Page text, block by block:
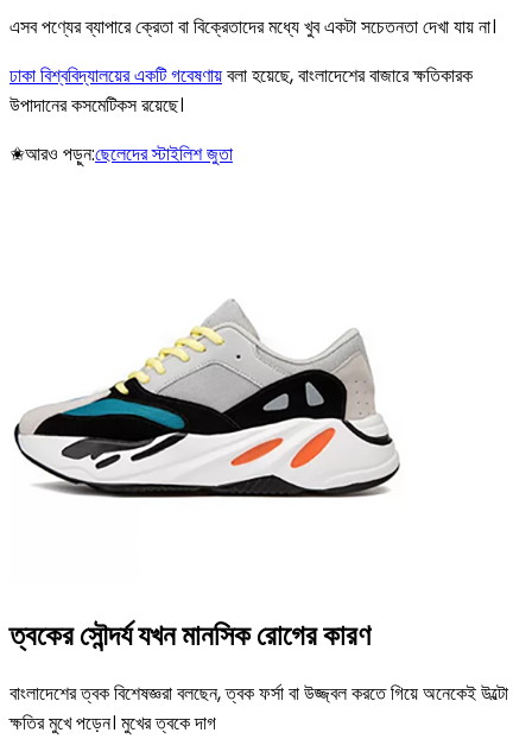
এসব পণ্যের ব্যাপারে ক্রেতা বা বিক্রেতাদের মধ্যে খুব একটা সচেতনতা দেখা যায় না।
ঢাকা বিশ্ববিদ্যালয়ের একটি গবেষণায়বলা হয়েছে, বাংলাদেশের বাজারে ক্ষতিকারক
উপাদানের কসমেটিকস রয়েছে।
✬আরও পড়ুন:ছেলেদের স্টাইলিশ জুতা
ত্বকের সৌন্দর্য যখন মানসিক রোগের কারণ
বাংলাদেশের ত্বক বিশেষজ্ঞরা বলছেন, ত্বক ফর্সা বা উজ্জ্বল করতে গিয়ে অনেকেই উল্টো
ক্ষতির মুখে পড়েন। মুখের ত্বকে দাগ